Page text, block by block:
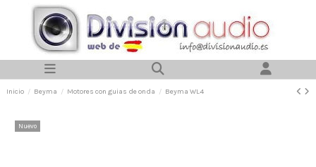
Inicio Beyma Motores con guias de onda Beyma WL4
Nuevo